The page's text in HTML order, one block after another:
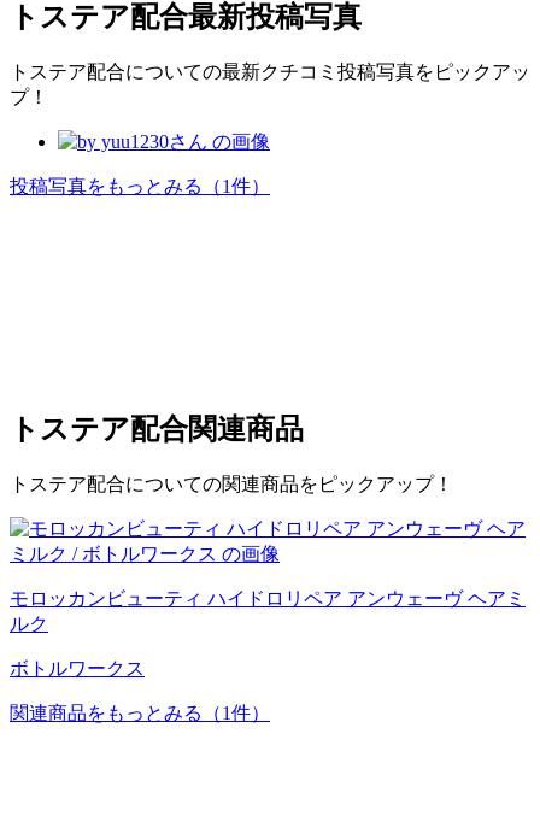
トステア配合最新投稿写真
トステア配合についての最新クチコミ投稿写真をピックアッ
プ！
投稿写真をもっとみる （1件）
トステア配合関連商品
トステア配合についての関連商品をピックアップ！
モロッカンビューティ ハイドロリペア アンウェーヴ ヘアミ
ルク
ボトルワークス
関連商品をもっとみる （1件）